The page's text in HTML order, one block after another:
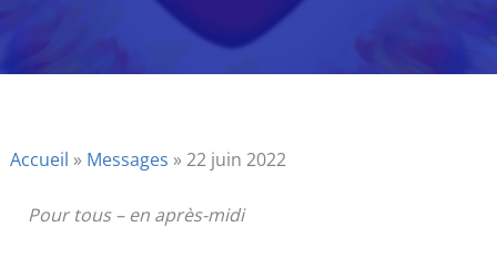
Accueil » Messages »22 juin 2022
Pour tous – en après-midi